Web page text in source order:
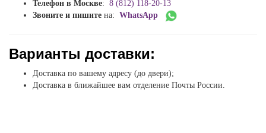
Телефон в Москве: 8 (812) 118-20-13
Звоните и пишите на: WhatsApp
Варианты доставки:
Доставка по вашему адресу (до двери);
Доставка в ближайшее вам отделение Почты России.